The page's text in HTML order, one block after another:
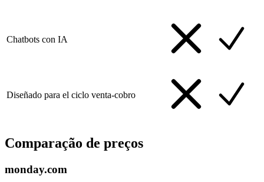
Chatbots con IA
Diseñado para el ciclo venta-cobro
Comparação de preços
monday.com